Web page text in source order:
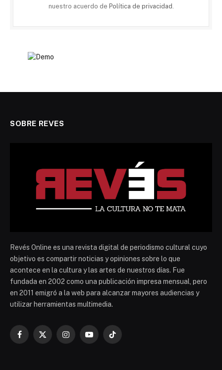
nuestro acuerdo de Política de privacidad
SOBRE REVES
Revés Online es una revista digital de periodismo cultural cuyo
objetivo es compartir noticias y opiniones sobre lo que
acontece en la cultura y las artes de nuestros días. Fue
fundada en 2002 como una publicación impresa mensual, pero
en 2011 emigró a la web para alcanzar mayores audiencias y
utilizar herramientas multimedia.
Facebook
X
InstagramYouTubeTikTok